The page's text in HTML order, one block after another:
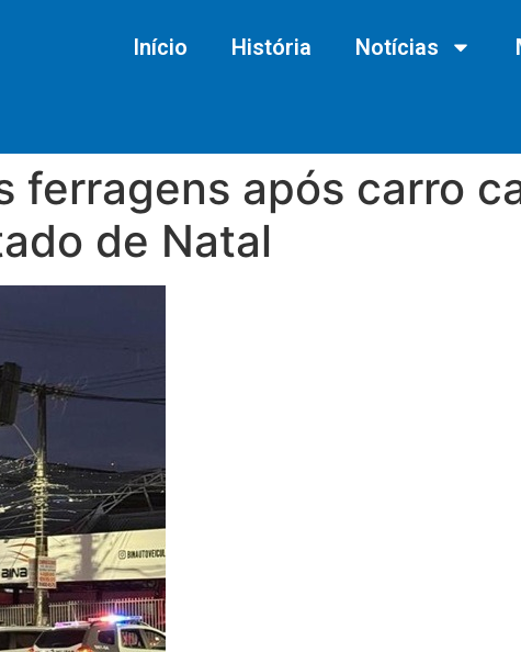
Início História Notícias
ferragens após carro
de Natal